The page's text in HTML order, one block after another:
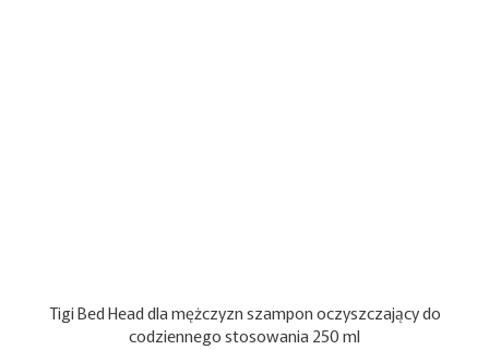
Tigi Bed Head dla mężczyzn szampon oczyszczający do
codziennego stosowania 250 ml